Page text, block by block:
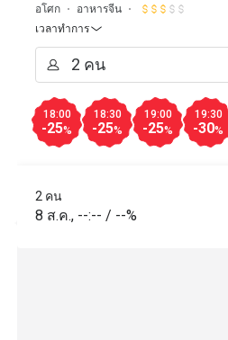
W
w***7
ได้รับประสบการณ์ดี
อโศก
อาหารจีน
เวลาทำการ
18:00
-25%
18:30
-25%
19:00
-25%
19:30
-30%
2 คน
8 ส.ค., --:-- / --%